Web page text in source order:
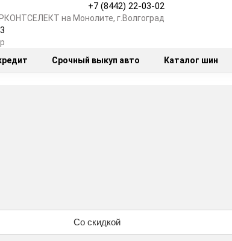
+7 (8442) 22-03-02
на Монолите, г.Волгоград
Срочный выкуп авто Каталог шин
Со скидкой